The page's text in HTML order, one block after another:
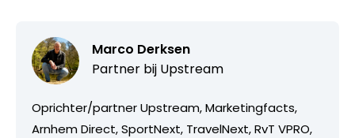
Marco Derksen
Partner bij Upstream
Oprichter/partner Upstream, Marketingfacts,
Arnhem Direct, SportNext, TravelNext, RvT VPRO,